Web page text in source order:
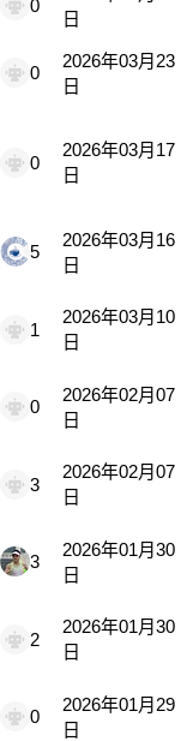
0
日
0
2026年03月23
日
0
2026年03月17
日
5
2026年03月16
日
1
2026年03月10
日
0
2026年02月07
日
3
2026年02月07
日
3
2026年01月30
日
2
2026年01月30
日
0
2026年01月29
日